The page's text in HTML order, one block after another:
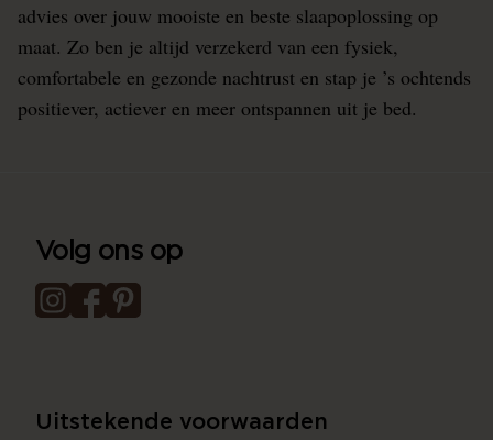
advies over jouw mooiste en beste slaapoplossing op
maat. Zo ben je altijd verzekerd van een fysiek,
comfortabele en gezonde nachtrust en stap je ’s ochtends
positiever, actiever en meer ontspannen uit je bed.
Volg ons op
Uitstekende voorwaarden